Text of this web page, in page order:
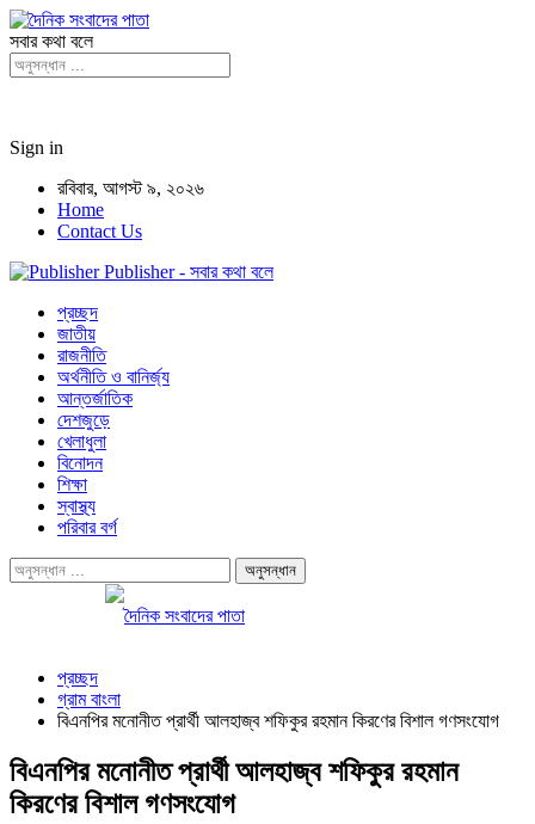
সবার কথা বলে
Sign in
রবিবার, আগস্ট ৯, ২০২৬
Home
Contact Us
Publisher - সবার কথা বলে
প্রচ্ছদ
জাতীয়
রাজনীতি
অর্থনীতি ও বানির্জ্য
আন্তর্জাতিক
দেশজুড়ে
খেলাধুলা
বিনোদন
শিক্ষা
স্বাস্থ্য
পরিবার বর্গ
প্রচ্ছদ
গ্রাম বাংলা
বিএনপির মনোনীত প্রার্থী আলহাজ্ব শফিকুর রহমান কিরণের বিশাল গণসংযোগ
বিএনপির মনোনীত প্রার্থী আলহাজ্ব শফিকুর রহমান
কিরণের বিশাল গণসংযোগ